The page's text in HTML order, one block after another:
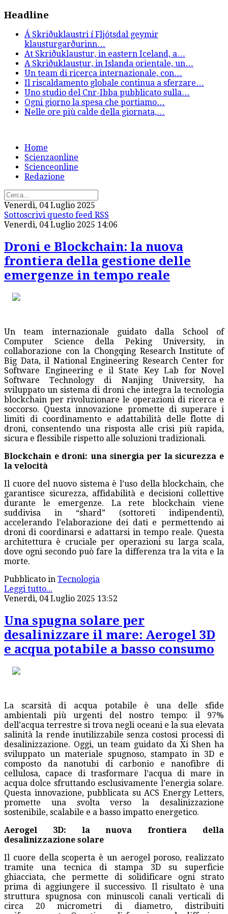
Headline
Á Skriðuklaustri í Fljótsdal geymir
klausturgarðurinn…
At Skriðuklaustur, in eastern Iceland, a…
A Skriðuklaustur, in Islanda orientale, un…
Un team di ricerca internazionale, con…
Il riscaldamento globale continua a sferzare…
Uno studio del Cnr-Ibba pubblicato sulla…
Ogni giorno la spesa che portiamo…
Nelle ore più calde della giornata,…
Home
Scienzaonline
Scienceonline
Redazione
Venerdì, 04 Luglio 2025
Sottoscrivi questo feed RSS
Venerdì, 04 Luglio 2025 14:06
Droni e Blockchain: la nuova
frontiera della gestione delle
emergenze in tempo reale
Un team internazionale guidato dalla School of
Computer Science della Peking University, in
collaborazione con la Chongqing Research Institute of
Big Data, il National Engineering Research Center for
Software Engineering e il State Key Lab for Novel
Software Technology di Nanjing University, ha
sviluppato un sistema di droni che integra la tecnologia
blockchain per rivoluzionare le operazioni di ricerca e
soccorso. Questa innovazione promette di superare i
limiti di coordinamento e adattabilità delle flotte di
droni, consentendo una risposta alle crisi più rapida,
sicura e flessibile rispetto alle soluzioni tradizionali.
Blockchain e droni: una sinergia per la sicurezza e
la velocità
Il cuore del nuovo sistema è l’uso della blockchain, che
garantisce sicurezza, affidabilità e decisioni collettive
durante le emergenze. La rete blockchain viene
suddivisa in “shard” (sottoreti indipendenti),
accelerando l’elaborazione dei dati e permettendo ai
droni di coordinarsi e adattarsi in tempo reale. Questa
architettura è cruciale per operazioni su larga scala,
dove ogni secondo può fare la differenza tra la vita e la
morte.
Pubblicato in Tecnologia
Leggi tutto...
Venerdì, 04 Luglio 2025 13:52
Una spugna solare per
desalinizzare il mare: Aerogel 3D
e acqua potabile a basso consumo
La scarsità di acqua potabile è una delle sfide
ambientali più urgenti del nostro tempo: il 97%
dell’acqua terrestre si trova negli oceani e la sua elevata
salinità la rende inutilizzabile senza costosi processi di
desalinizzazione. Oggi, un team guidato da Xi Shen ha
sviluppato un materiale spugnoso, stampato in 3D e
composto da nanotubi di carbonio e nanofibre di
cellulosa, capace di trasformare l’acqua di mare in
acqua dolce sfruttando esclusivamente l’energia solare.
Questa innovazione, pubblicata su ACS Energy Letters,
promette una svolta verso la desalinizzazione
sostenibile, scalabile e a basso impatto energetico.
Aerogel 3D: la nuova frontiera della
desalinizzazione solare
Il cuore della scoperta è un aerogel poroso, realizzato
tramite una tecnica di stampa 3D su superficie
ghiacciata, che permette di solidificare ogni strato
prima di aggiungere il successivo. Il risultato è una
struttura spugnosa con minuscoli canali verticali di
circa 20 micrometri di diametro, distribuiti